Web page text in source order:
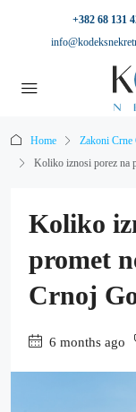
+382 68 131
Home
Zakoni Crne
Koliko iznosi porez na
Koliko
promet
Crnoj
6 months ago